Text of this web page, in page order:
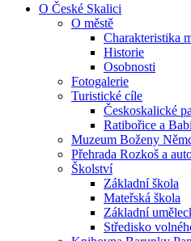
O České Skalici
O městě
Charakteristika
Historie
Osobnosti
Fotogalerie
Turistické cíle
Českoskalické
Ratibořice a
Muzeum Boženy
Přehrada Rozkoš a
Školství
Základní škola
Mateřská škola
Základní
Středisko